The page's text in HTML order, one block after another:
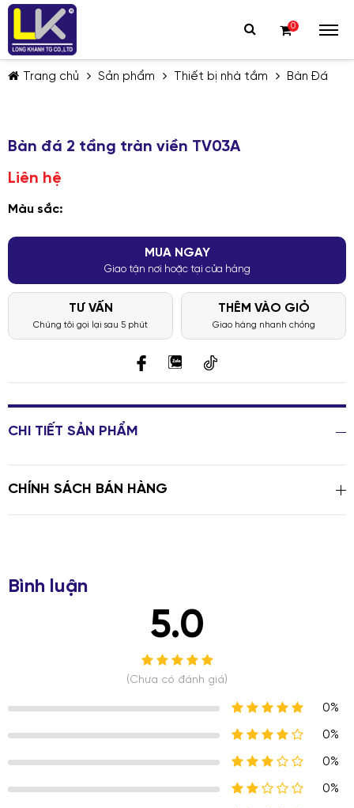
0
Trang chủ Sản phẩm Thiết bị nhà tắm Bàn Đá
Bàn đá 2 tầng tràn viền TV03A
Liên hệ
Màu sắc:
MUA NGAY
Giao tận nơi hoặc tại cửa hàng
TƯ VẤN
Chúng tôi gọi lại sau 5 phút
THÊM VÀO GIỎ
Giao hàng nhanh chóng
CHI TIẾT SẢN PHẨM
CHÍNH SÁCH BÁN HÀNG
Bình luận
5.0
(Chưa có đánh giá)
0%
0%
0%
0%